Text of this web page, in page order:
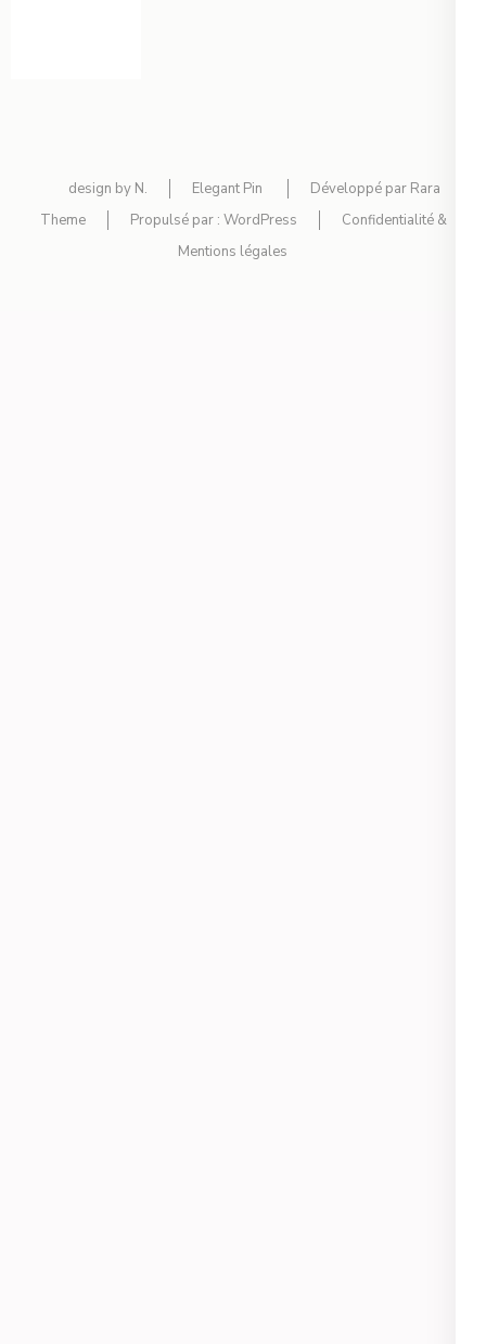
design by N. Elegant Pin Développé par Rara
Theme
Propulsé par : WordPress
Confidentialité &
Mentions légales